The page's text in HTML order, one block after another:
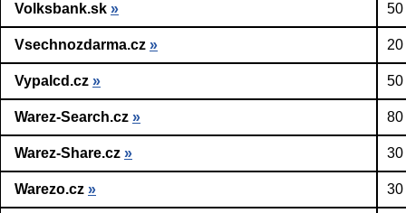
Volksbank.sk » 50
Vsechnozdarma.cz »
Vypalcd.cz » 50
Warez-Search.cz » 80
Warez-Share.cz » 30
Warezo.cz » 30